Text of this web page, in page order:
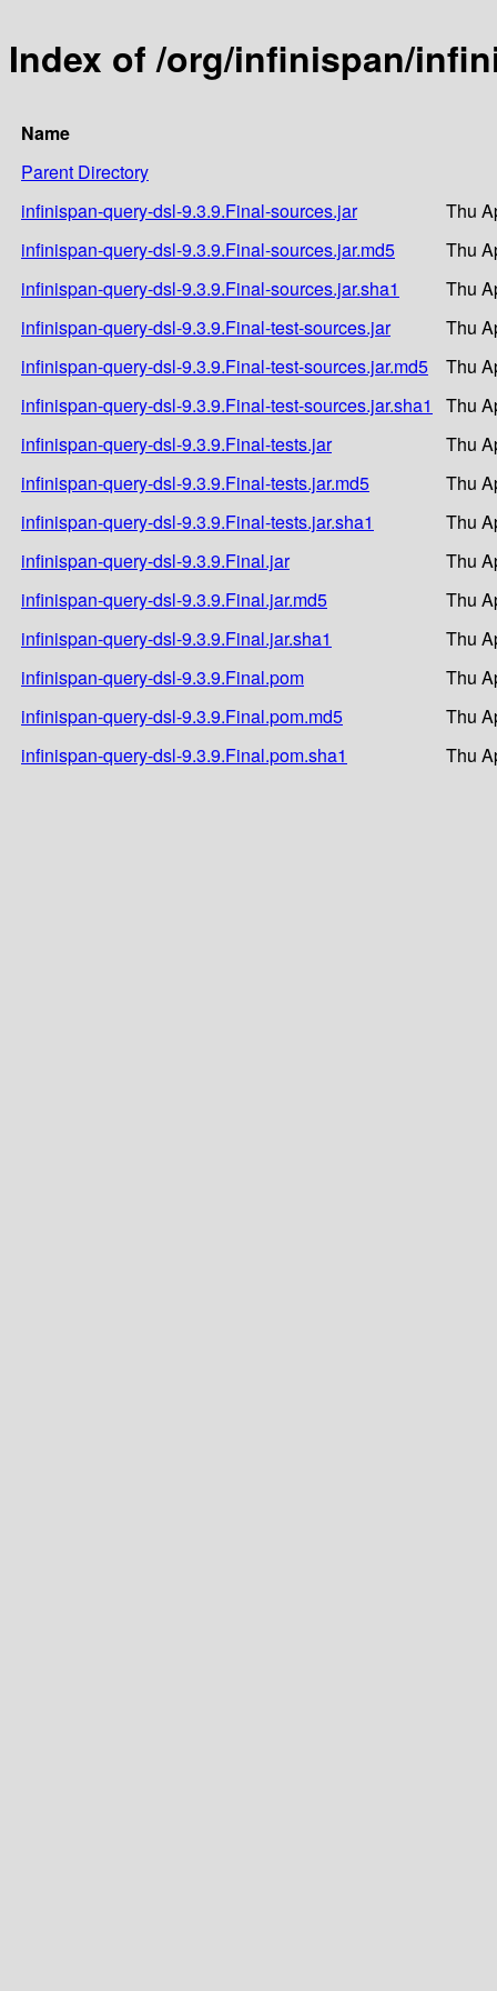
Index of /org/infinispan/
Name
Parent Directory
infinispan-query-dsl-9.3.9.Final-sources.jar
Thu
infinispan-query-dsl-9.3.9.Final-sources.jar.md5
Thu
infinispan-query-dsl-9.3.9.Final-sources.jar.sha1
Thu
infinispan-query-dsl-9.3.9.Final-test-sources.jar
Thu
infinispan-query-dsl-9.3.9.Final-test-sources.jar.md5
Thu
infinispan-query-dsl-9.3.9.Final-test-sources.jar.sha1
Thu
infinispan-query-dsl-9.3.9.Final-tests.jar
Thu
infinispan-query-dsl-9.3.9.Final-tests.jar.md5
Thu
infinispan-query-dsl-9.3.9.Final-tests.jar.sha1
Thu
infinispan-query-dsl-9.3.9.Final.jar
Thu
infinispan-query-dsl-9.3.9.Final.jar.md5
Thu
infinispan-query-dsl-9.3.9.Final.jar.sha1
Thu
infinispan-query-dsl-9.3.9.Final.pom
Thu
infinispan-query-dsl-9.3.9.Final.pom.md5
Thu
infinispan-query-dsl-9.3.9.Final.pom.sha1
Thu